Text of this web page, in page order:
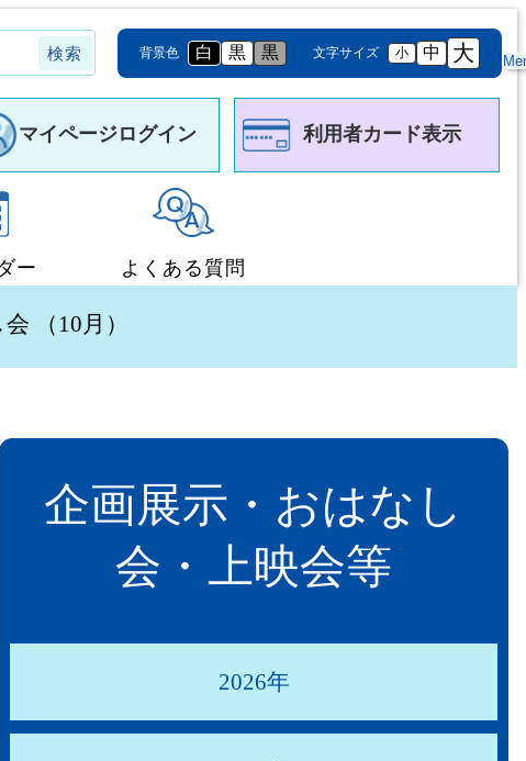
背景色 白 黒 黒 文字サイズ 小 中 大
マイページログイン 利用者カード表示
ー よくある質問
（10月）
企画展示・おはなし
会・上映会等
2026年